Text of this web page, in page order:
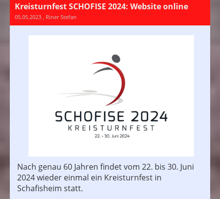
Kreisturnfest SCHOFISE 2024: Website online
05.05.2023 , Riner Stefan
Nach genau 60 Jahren findet vom 22. bis 30. Juni
2024 wieder einmal ein Kreisturnfest in
Schafisheim statt.